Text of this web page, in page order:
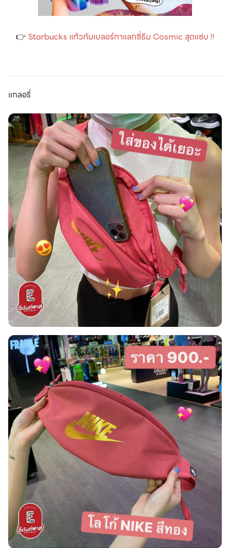
👉 Starbucks แก้วทัมเบลอร์กาแลกซี่ธีม Cosmic สุดแซ่บ !!
แกลอรี่